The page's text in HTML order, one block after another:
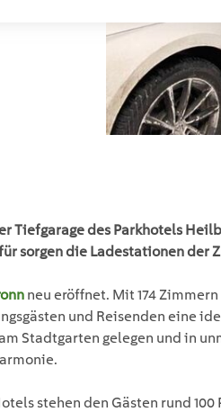
Tiefgarage des Parkhotels
sorgen die Ladestationen der
neu eröffnet. Mit 174
und Reisenden eine
Stadtgarten gelegen und in
stehen den Gästen rund 100